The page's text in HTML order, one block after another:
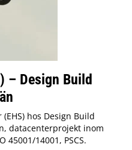
– Design Build
hos Design Build
datacenterprojekt inom
45001/14001, PSCS.